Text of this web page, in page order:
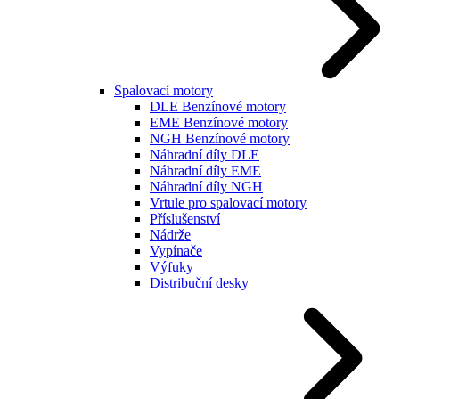
Spalovací motory
DLE Benzínové motory
EME Benzínové motory
NGH Benzínové motory
Náhradní díly DLE
Náhradní díly EME
Náhradní díly NGH
Vrtule pro spalovací motory
Příslušenství
Nádrže
Vypínače
Výfuky
Distribuční desky